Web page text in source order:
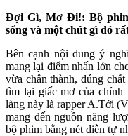
Đợi Gì, Mơ Đi!: Bộ
sống và một chút gì đó
Bên cạnh nội dung ý
mang lại điểm nhấn lớn
vừa chân thành, đúng
tìm lại giấc mơ của
làng này là rapper A.Tới
mang đến nguồn năng
bộ phim bằng nét diễn tự